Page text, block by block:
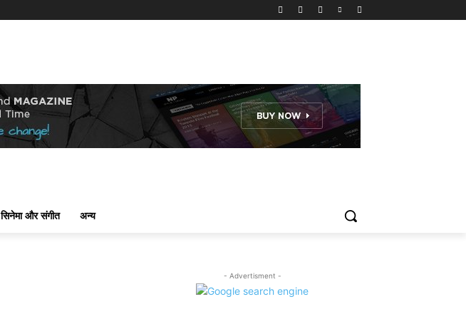
सिनेमा और संगीत अन्य
- Advertisment -